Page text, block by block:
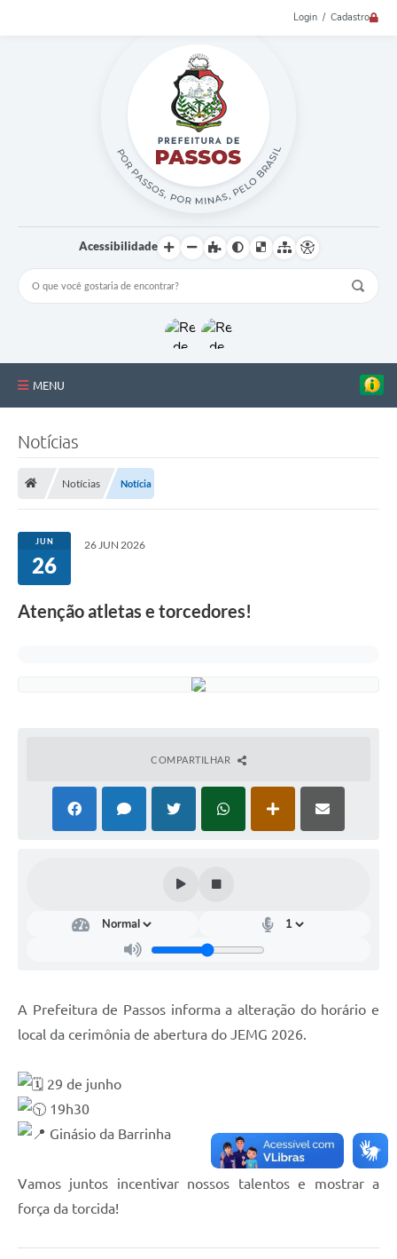
Login / Cadastro
Acessibilidade
MENU
Estrutura Administrativa
Galeria de Fotos
Notícias
Notícias Notícia
JUN
26
26 JUN 2026
Atenção atletas e torcedores!
COMPARTILHAR
A Prefeitura de Passos informa a alteração do horário e
local da cerimônia de abertura do JEMG 2026.
29 de junho
19h30
Ginásio da Barrinha
Vamos juntos incentivar nossos talentos e mostrar a
força da torcida!